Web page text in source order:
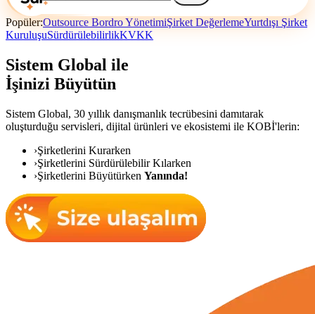
Popüler:Outsource Bordro YönetimiŞirket DeğerlemeYurtdışı Şirket
KuruluşuSürdürülebilirlikKVKK
Sistem Global ile
İşinizi Büyütün
Sistem Global, 30 yıllık danışmanlık tecrübesini damıtarak
oluşturduğu servisleri, dijital ürünleri ve ekosistemi ile KOBİ'lerin:
›Şirketlerini Kurarken
›Şirketlerini Sürdürülebilir Kılarken
›Şirketlerini Büyütürken Yanında!